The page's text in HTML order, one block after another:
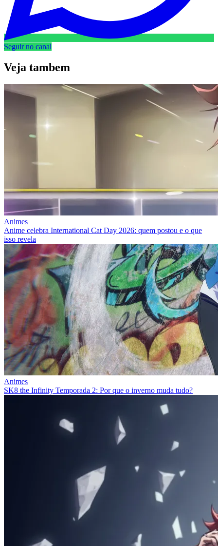
Seguir no canal
Veja tambem
Animes
Anime celebra International Cat Day 2026: quem postou e o que
isso revela
Animes
SK8 the Infinity Temporada 2: Por que o inverno muda tudo?